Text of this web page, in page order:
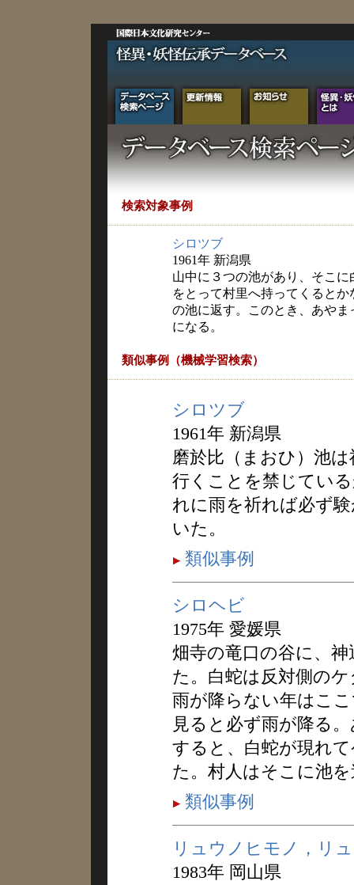
検索対象事例
シロツブ
1961年 新潟県
山中に３つの池があり、そこ
をとって村里へ持ってくると
の池に返す。このとき、あや
になる。
類似事例（機械学習検索）
シロツブ
1961年 新潟県
磨於比（まおひ）池
行くことを禁じてい
れに雨を祈れば必ず
いた。
類似事例
シロヘビ
1975年 愛媛県
畑寺の竜口の谷に、
た。白蛇は反対側の
雨が降らない年はこ
見ると必ず雨が降る
すると、白蛇が現れ
た。村人はそこに池
類似事例
リュウノヒモノ，リ
1983年 岡山県